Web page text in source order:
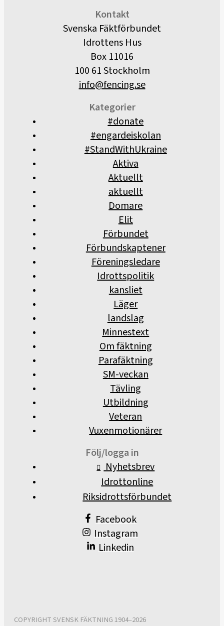
Kontakt
Svenska Fäktförbundet
Idrottens Hus
Box 11016
100 61 Stockholm
info@fencing.se
Kategorier
#donate
#engardeiskolan
#StandWithUkraine
Aktiva
Aktuellt
aktuellt
Domare
Elit
Förbundet
Förbundskaptener
Föreningsledare
Idrottspolitik
kansliet
Läger
landslag
Minnestext
Om fäktning
Parafäktning
SM-veckan
Tävling
Utbildning
Veteran
Vuxenmotionärer
Följ/logga in
Nyhetsbrev
Idrottonline
Riksidrottsförbundet
Facebook
Instagram
Linkedin
COPYRIGHT SVENSK FÄKTNING 1904–2026